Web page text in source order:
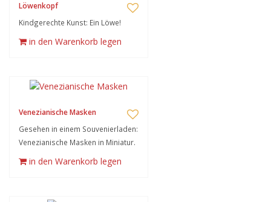
Löwenkopf
Kindgerechte Kunst: Ein Löwe!
in den Warenkorb legen
Venezianische Masken
Gesehen in einem Souvenierladen:
Venezianische Masken in Miniatur.
in den Warenkorb legen